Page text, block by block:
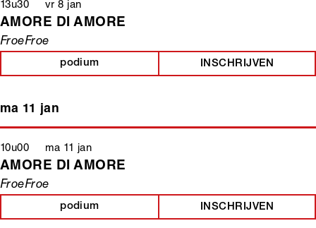
13u30 vr 8 jan
AMORE DI AMORE
FroeFroe
podium INSCHRIJVEN
ma 11 jan
10u00 ma 11 jan
AMORE DI AMORE
FroeFroe
podium INSCHRIJVEN